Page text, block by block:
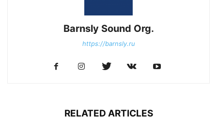
Barnsly Sound Org.
https://barnsly.ru
RELATED ARTICLES